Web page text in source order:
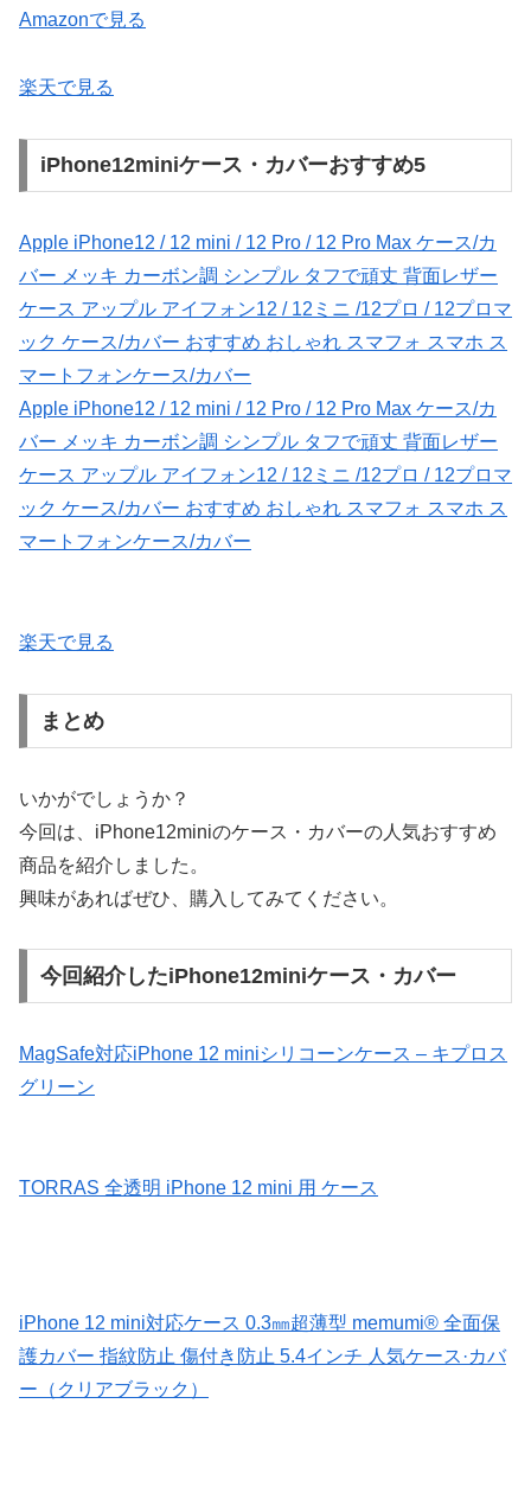
Amazonで見る
楽天で見る
iPhone12miniケース・カバーおすすめ5
Apple iPhone12 / 12 mini / 12 Pro / 12 Pro Max ケース/カ
バー メッキ カーボン調 シンプル タフで頑丈 背面レザー
ケース アップル アイフォン12 / 12ミニ /12プロ / 12プロマ
ック ケース/カバー おすすめ おしゃれ スマフォ スマホ ス
マートフォンケース/カバー
Apple iPhone12 / 12 mini / 12 Pro / 12 Pro Max ケース/カ
バー メッキ カーボン調 シンプル タフで頑丈 背面レザー
ケース アップル アイフォン12 / 12ミニ /12プロ / 12プロマ
ック ケース/カバー おすすめ おしゃれ スマフォ スマホ ス
マートフォンケース/カバー
楽天で見る
まとめ
いかがでしょうか？
今回は、iPhone12miniのケース・カバーの人気おすすめ
商品を紹介しました。
興味があればぜひ、購入してみてください。
今回紹介したiPhone12miniケース・カバー
MagSafe対応iPhone 12 miniシリコーンケース – キプロス
グリーン
TORRAS 全透明 iPhone 12 mini 用 ケース
iPhone 12 mini対応ケース 0.3㎜超薄型 memumi® 全面保
護カバー 指紋防止 傷付き防止 5.4インチ 人気ケース·カバ
ー（クリアブラック）